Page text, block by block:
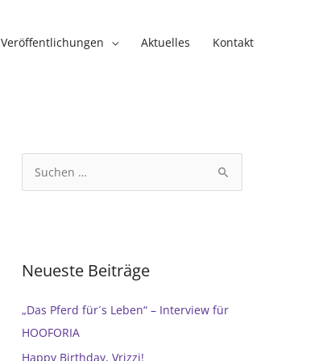
Veröffentlichungen Aktuelles Kontakt
n
Neueste Beiträge
„Das Pferd für´s Leben“ – Interview für
HOOFORIA
Happy Birthday, Vrizzi!